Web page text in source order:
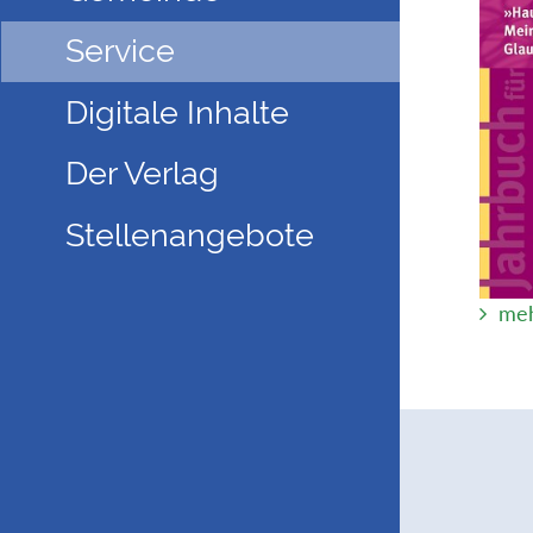
Service
Digitale Inhalte
Der Verlag
Stellenangebote